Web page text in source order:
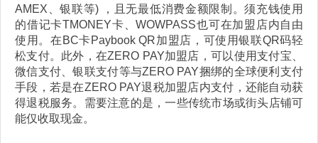
AMEX、银联等) ，且无最低消费金额限制。须充钱使用
的借记卡TMONEY卡、WOWPASS也可在加盟店内自由
使用。在BC卡Paybook QR加盟店，可使用银联QR码轻
松支付。此外，在ZERO PAY加盟店，可以使用支付宝、
微信支付、银联支付等与ZERO PAY捆绑的全球便利支付
手段，若是在ZERO PAY退税加盟店内支付，还能自动获
得退税服务。需要注意的是，一些传统市场或街头店铺可
能仅收取现金。